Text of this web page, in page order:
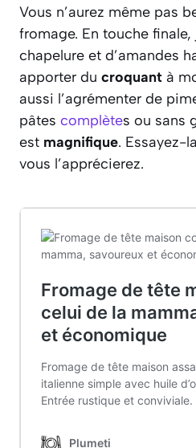
Vous n’aurez même pas
fromage. En touche
chapelure et d’amandes
apporter du croquant à
aussi l’agrémenter de
pâtes complètes ou sans
est magnifique. Essayez-
vous l’apprécierez.